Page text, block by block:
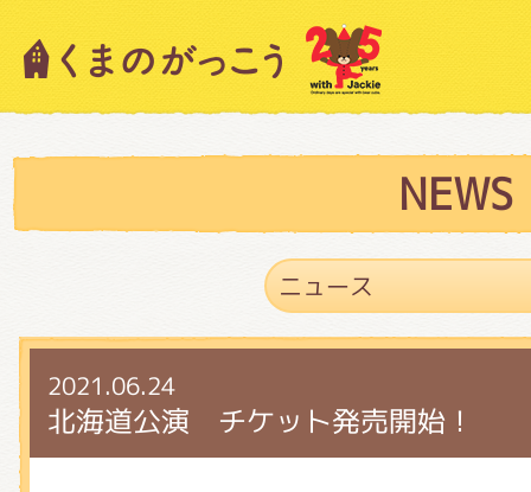
NEWS
2021.06.24
北海道公演 チケット発売開始！
キャラクター紹介
スタッフブログ
絵本・作家紹介